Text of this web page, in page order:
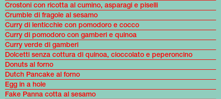
Crostoni con ricotta al cumino, asparagi e piselli
Crumble di fragole al sesamo
Curry di lenticchie con pomodoro e cocco
Curry di pomodoro con gamberi e quinoa
Curry verde di gamberi
Dolcetti senza cottura di quinoa, cioccolato e peperoncino
Donuts al forno
Dutch Pancake al forno
Egg in a hole
Fake Panna cotta al sesamo